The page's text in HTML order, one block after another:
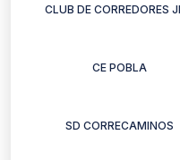
CLUB DE CORREDORES
CE POBLA
SD CORRECAMINOS